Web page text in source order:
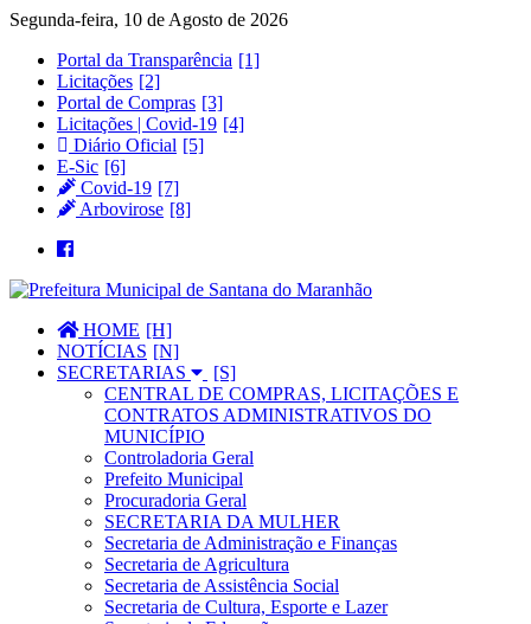
Segunda-feira, 10 de Agosto de 2026
Portal da Transparência
Licitações
Portal de Compras
Licitações | Covid-19
Diário Oficial
E-Sic
Covid-19
Arbovirose
HOME
NOTÍCIAS
SECRETARIAS
CENTRAL DE COMPRAS, LICITAÇÕES E
CONTRATOS ADMINISTRATIVOS DO
MUNICÍPIO
Controladoria Geral
Prefeito Municipal
Procuradoria Geral
SECRETARIA DA MULHER
Secretaria de Administração e Finanças
Secretaria de Agricultura
Secretaria de Assistência Social
Secretaria de Cultura, Esporte e Lazer